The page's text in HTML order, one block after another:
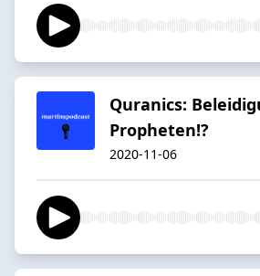
Quranics:
Propheten!?
2020-11-06